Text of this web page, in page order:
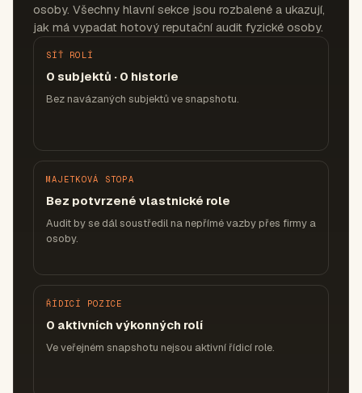
osoby. Všechny hlavní sekce jsou rozbalené a ukazují,
jak má vypadat hotový reputační audit fyzické osoby.
SÍŤ ROLÍ
0 subjektů · 0 historie
Bez navázaných subjektů ve snapshotu.
MAJETKOVÁ STOPA
Bez potvrzené vlastnické role
Audit by se dál soustředil na nepřímé vazby přes firmy a
osoby.
ŘÍDICÍ POZICE
0 aktivních výkonných rolí
Ve veřejném snapshotu nejsou aktivní řídicí role.